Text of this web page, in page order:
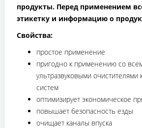
продукты. Перед применением
этикетку и информацию о
Свойства:
простое применение
пригодно к применению со
ультразвуковыми
систем
оптимизирует экономическое
повышает безопасность езды
очищает каналы впуска